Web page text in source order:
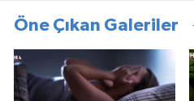
Öne Çıkan Galeriler